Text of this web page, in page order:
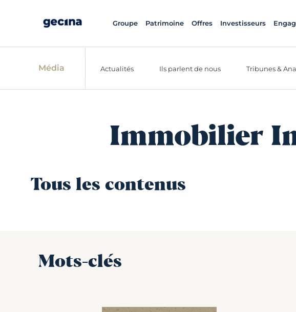
Groupe Patrimoine Offres Investisseurs
Média Actualités Ils parlent de nous Tribunes &
Immobilier
Tous les contenus
Mots-clés